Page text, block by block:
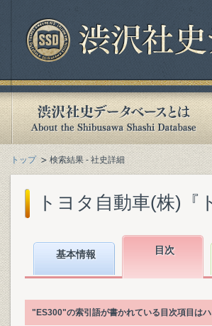
トップ 検索結果 - 社史詳細
トヨタ自動車(株)『
基本情報 目次
"ES300"の索引語が書かれている目次項目はハ